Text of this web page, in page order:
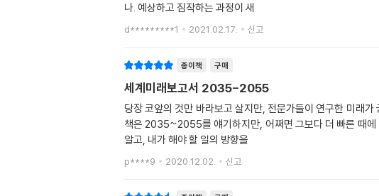
나. 예상하고 짐작하는 과정이 새
d*********1 2021.02.17. 신고
종이책 구매
세계미래보고서 2035-2055
당장 코앞의 것만 바라보고 살지만, 전문가들이 연구한 미래
책은 2035~2055를 얘기하지만, 어쩌면 그보다 더 빠른 때에
알고, 내가 해야 할 일의 방향을
p****9 2020.12.02. 신고